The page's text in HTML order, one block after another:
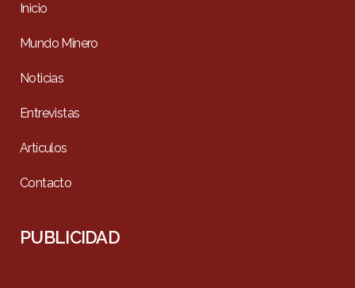
Inicio
Mundo Minero
Noticias
Entrevistas
Artículos
Contacto
PUBLICIDAD